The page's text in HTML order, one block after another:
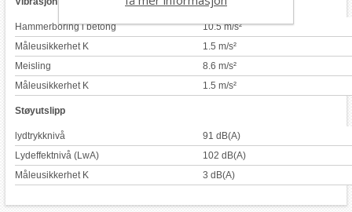
Hammerboring i betong
10.5 m/s²
Måleusikkerhet K
1.5 m/s²
Meisling
8.6 m/s²
Måleusikkerhet K
1.5 m/s²
Støyutslipp
lydtrykknivå
91 dB(A)
Lydeffektnivå (LwA)
102 dB(A)
Måleusikkerhet K
3 dB(A)